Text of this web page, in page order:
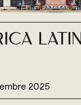
2025